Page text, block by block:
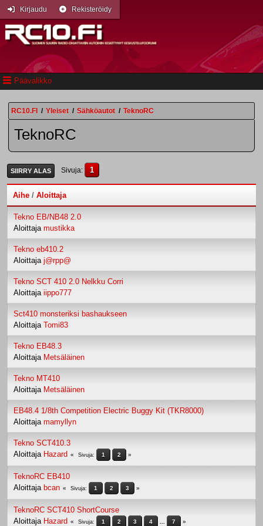
Päävalikko
Kirjaudu Rekisteröidy
RC10.FI / Yleiset / Sähköautot / TeknoRC
TeknoRC
SIIRRY ALAS Sivuja 1
Aihe / Aloittaja
Tekno EB/NB48 2.0
Aloittaja mustikka
Tekno eb410.2
Aloittaja j@rpp@
Tekno SCT 410 2.0 Nelkku Corri
Aloittaja iippo777
Sct410 monsteriksi bashaukseen
Aloittaja Tomi83
Tekno EB48.3
Aloittaja Metsäläinen
Tekno MT410
Aloittaja Metsäläinen
EB48.4 1/8th Competition Electric Buggy Kit (TKR8000)
Aloittaja mamyllyn
Tekno SCT410.3
Aloittaja Hazard Sivuja 1 2
TeknoRC EB410
Aloittaja bcan Sivuja 1 2 3
TeknoRC SCT410 ShortCourse
Aloittaja Hazard Sivuja 1 2 3 4 7